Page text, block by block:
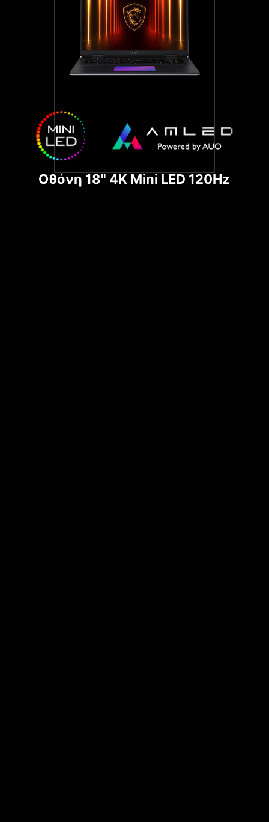
Οθόνη 18" 4K Mini LED 120Hz